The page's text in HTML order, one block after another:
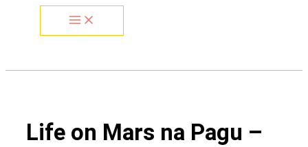
Life on Mars na Pagu –